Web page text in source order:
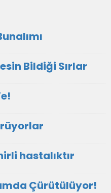
Bildiği Sırlar
hastalıktır
Çürütülüyor!